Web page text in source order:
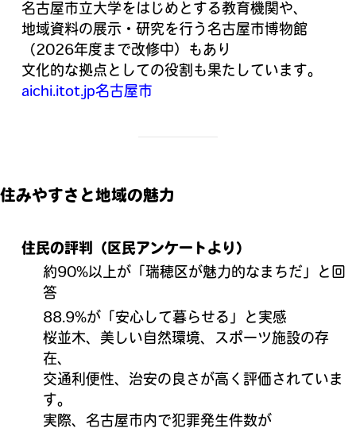
名古屋市立大学をはじめとする教育機関や、
地域資料の展示・研究を行う名古屋市博物館
（2026年度まで改修中）もあり
文化的な拠点としての役割も果たしています。
aichi.itot.jp名古屋市
住みやすさと地域の魅力
住民の評判（区民アンケートより）
約90%以上が「瑞穂区が魅力的なまちだ」と回
答
88.9%が「安心して暮らせる」と実感
桜並木、美しい自然環境、スポーツ施設の存
在、
交通利便性、治安の良さが高く評価されていま
す。
実際、名古屋市内で犯罪発生件数が